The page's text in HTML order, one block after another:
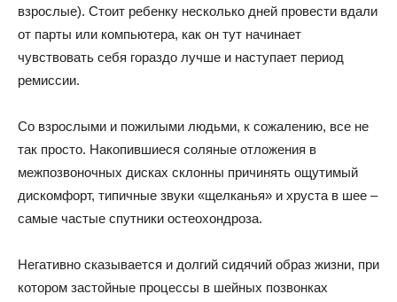
взрослые). Стоит ребенку несколько дней провести вдали
от парты или компьютера, как он тут начинает
чувствовать себя гораздо лучше и наступает период
ремиссии.
Со взрослыми и пожилыми людьми, к сожалению, все не
так просто. Накопившиеся соляные отложения в
межпозвоночных дисках склонны причинять ощутимый
дискомфорт, типичные звуки «щелканья» и хруста в шее –
самые частые спутники остеохондроза.
Негативно сказывается и долгий сидячий образ жизни, при
котором застойные процессы в шейных позвонках